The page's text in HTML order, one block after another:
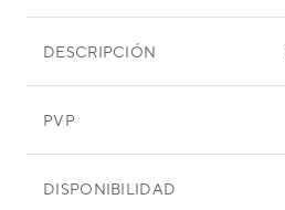
DESCRIPCIÓN
PVP
DISPONIBILIDAD